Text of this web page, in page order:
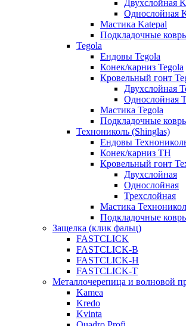
Двухслойная
Однослойная
Мастика Katepal
Подкладочные
Tegola
Ендовы Tegola
Конек/карниз Tegola
Кровельный гонт
Двухслойная
Однослойная
Мастика Tegola
Подкладочные
Технониколь (Shinglas)
Ендовы
Конек/карниз ТН
Кровельный гонт
Двухслойная
Однослойная
Трехслойная
Мастика
Подкладочные
Защелка (клик фальц)
FASTCLICK
FASTCLICK-B
FASTCLICK-H
FASTCLICK-T
Металлочерепица и волновой
Kamea
Kredo
Kvinta